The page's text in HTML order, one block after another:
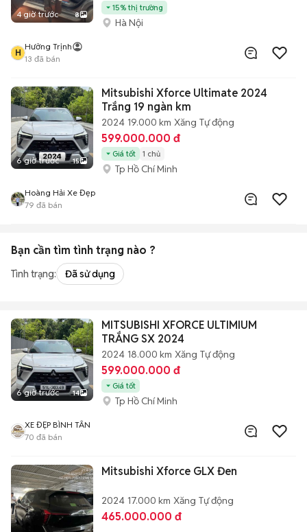
4 giờ trước 8
15% thị trường
Hà Nội
H
Hưởng Trịnh
13 đã bán
6 giờ trước 15
Mitsubishi Xforce Ultimate 2024
Trắng 19 ngàn km
2024 19.000 km Xăng Tự động
599.000.000 đ
Giá tốt 1 chủ
Tp Hồ Chí Minh
Hoàng Hải Xe Đẹp
79 đã bán
Bạn cần tìm tình trạng nào ?
Tình trạng: Đã sử dụng
6 giờ trước 14
MITSUBISHI XFORCE ULTIMIUM
TRẮNG SX 2024
2024 18.000 km Xăng Tự động
599.000.000 đ
Giá tốt
Tp Hồ Chí Minh
XE ĐẸP BÌNH TÂN
70 đã bán
Mitsubishi Xforce GLX Đen
2024 17.000 km Xăng Tự động
465.000.000 đ